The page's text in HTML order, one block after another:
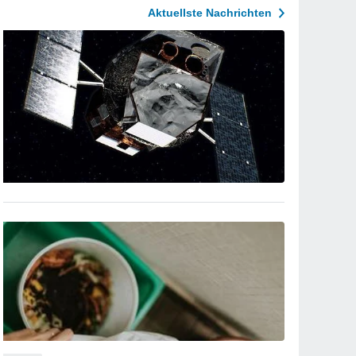
Aktuellste Nachrichten